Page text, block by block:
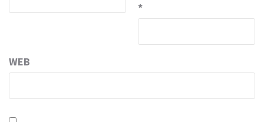
*
WEB